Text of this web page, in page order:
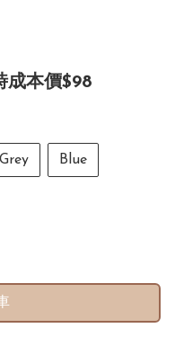
本價$98
Grey Blue